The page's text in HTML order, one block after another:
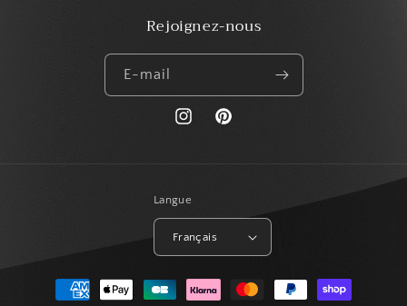
Rejoignez-nous
E-mail
https://www.instagram.com/
Pinterest
Langue
Français
Moyens